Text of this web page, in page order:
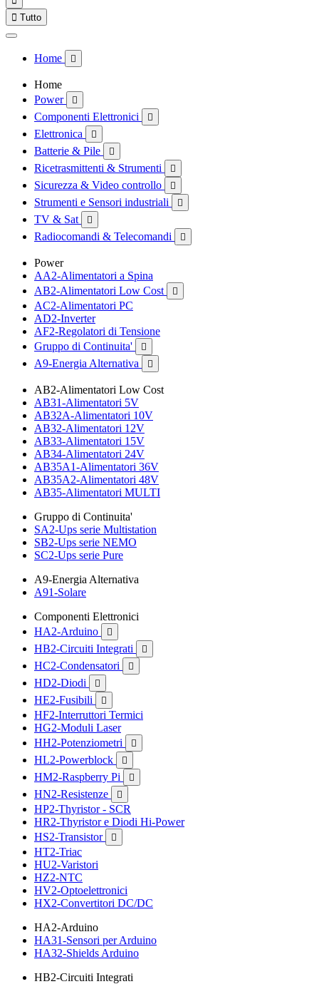
 Tutto
Home 
Home
Power

Componenti Elettronici 
Elettronica 
Batterie & Pile 
Ricetrasmittenti & Strumenti 
Sicurezza & Video controllo 
Strumenti e Sensori industriali 
TV & Sat 
Radiocomandi & Telecomandi 
Power
AA2-Alimentatori a Spina
AB2-Alimentatori Low Cost

AC2-Alimentatori PC
AD2-Inverter
AF2-Regolatori di Tensione
Gruppo di Continuita'

A9-Energia Alternativa 
AB2-Alimentatori Low Cost
AB31-Alimentatori 5V
AB32A-Alimentatori 10V
AB32-Alimentatori 12V
AB33-Alimentatori 15V
AB34-Alimentatori 24V
AB35A1-Alimentatori 36V
AB35A2-Alimentatori 48V
AB35-Alimentatori MULTI
Gruppo di Continuita'
SA2-Ups serie Multistation
SB2-Ups serie NEMO
SC2-Ups serie Pure
A9-Energia Alternativa
A91-Solare
Componenti Elettronici
HA2-Arduino

HB2-Circuiti Integrati 
HC2-Condensatori 
HD2-Diodi 
HE2-Fusibili 
HF2-Interruttori Termici
HG2-Moduli Laser
HH2-Potenziometri

HL2-Powerblock 
HM2-Raspberry Pi 
HN2-Resistenze 
HP2-Thyristor - SCR
HR2-Thyristor e Diodi Hi-Power
HS2-Transistor

HT2-Triac
HU2-Varistori
HZ2-NTC
HV2-Optoelettronici
HX2-Convertitori DC/DC
HA2-Arduino
HA31-Sensori per Arduino
HA32-Shields Arduino
HB2-Circuiti Integrati